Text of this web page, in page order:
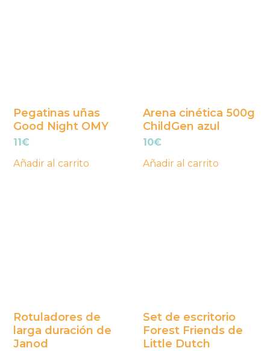
Pegatinas uñas
Good Night OMY
11€
Añadir al carrito
Arena cinética 500g
ChildGen azul
10€
Añadir al carrito
Rotuladores de
larga duración de
Janod
Set de escritorio
Forest Friends de
Little Dutch